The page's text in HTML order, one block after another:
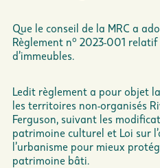
Que le conseil de la MRC a
Règlement no 2023-001
d’immeubles.
Ledit règlement a pour objet
les territoires non-organisés
Ferguson, suivant les
patrimoine culturel et Loi sur
l’urbanisme pour mieux
patrimoine bâti.